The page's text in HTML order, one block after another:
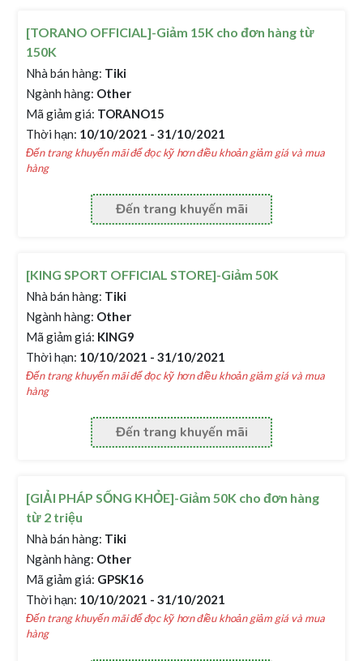
[TORANO OFFICIAL]-Giảm 15K cho đơn hàng từ
150K
Nhà bán hàng: Tiki
Ngành hàng: Other
Mã giảm giá: TORANO15
Thời hạn: 10/10/2021 - 31/10/2021
Đến trang khuyến mãi để đọc kỹ hơn điều khoản giảm giá và mua
hàng
Đến trang khuyến mãi
[KING SPORT OFFICIAL STORE]-Giảm 50K
Nhà bán hàng: Tiki
Ngành hàng: Other
Mã giảm giá: KING9
Thời hạn: 10/10/2021 - 31/10/2021
Đến trang khuyến mãi để đọc kỹ hơn điều khoản giảm giá và mua
hàng
Đến trang khuyến mãi
[GIẢI PHÁP SỐNG KHỎE]-Giảm 50K cho đơn hàng
từ 2 triệu
Nhà bán hàng: Tiki
Ngành hàng: Other
Mã giảm giá: GPSK16
Thời hạn: 10/10/2021 - 31/10/2021
Đến trang khuyến mãi để đọc kỹ hơn điều khoản giảm giá và mua
hàng